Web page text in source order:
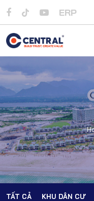
ERP
TẤT CẢ
KHU DÂN CƯ